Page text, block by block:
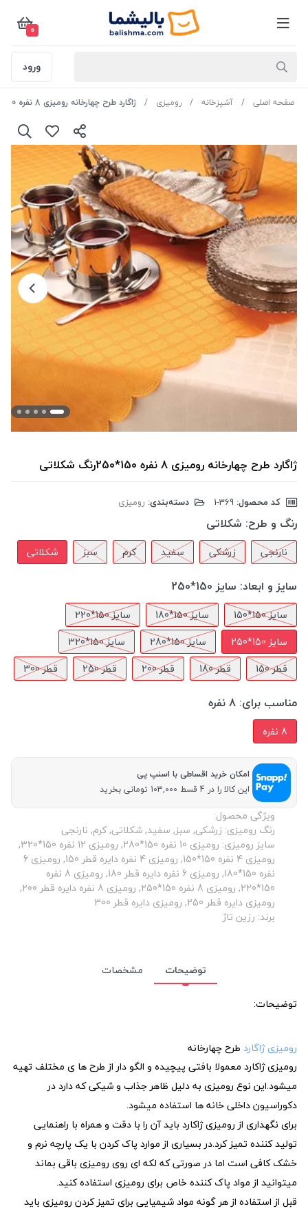
0
ورود
صفحه اصلی آشپزخانه رومیزی ژاگارد طرح چهارخانه رومیزی 8 نفره 150*250رنگ شکلاتی
ژاگارد طرح چهارخانه رومیزی 8 نفره 150*250رنگ شکلاتی
کد محصول: دسته‌بندی: رومیزی
رنگ و طرح: شکلاتی
نارنجی زرشکی سفید کرم سبز شکلاتی
سایز و ابعاد: سایز 150*250
سایز 150*150 سایز 150*180
سایز 150*220
سایز 150*250
سایز 150*280
سایز 150*320
قطر 150
قطر 180 قطر 200 قطر 250 قطر 300
مناسب برای: 8 نفره
8 نفره
امکان خرید اقساطی با اسنپ پی
این کالا را در 4 قسط 103,000 تومانی بخرید
ویژگی محصول:
رنگ رومیزی: زرشکی, سبز, سفید, شکلاتی, کرم, نارنجی
سایز رومیزی: رومیزی 10 نفره 150*280, رومیزی 12 نفره 150*320,
رومیزی 4 نفره 150*150, رومیزی 4 نفره دایره قطر 150, رومیزی 6
نفره 150*180, رومیزی 6 نفره دایره قطر 180, رومیزی 8 نفره
150*220, رومیزی 8 نفره 150*250, رومیزی 8 نفره دایره قطر 200,
رومیزی دایره قطر 250, رومیزی دایره قطر 300
برند: رزین تاژ
توضیحات
مشخصات
توضیحات:
رومیزی ژاگارد طرح چهارخانه
رومیزی ژاکارد معمولا بافتی پیچیده و الگو دار از طرح ها ی مختلف تهیه
میشود.این نوع رومیزی به دلیل ظاهر جذاب و شیکی که دارد در
دکوراسیون داخلی خانه ها استفاده میشود.
برای نگهداری از رومیزی ژاکارد باید آن را با دقت و همراه با راهنمایی
تولید کننده تمیز کرد.در بسیاری از موارد پاک کردن با یک پارچه نرم و
خشک کافی است اما در صورتی که لکه ای روی رومیزی باقی بماند
میتوانید از مواد پاک کننده خاص برای رومیزی استفاده کنید.
قبل از استفاده از هر گونه مواد شیمیایی برای تمیز کردن رومیزی باید